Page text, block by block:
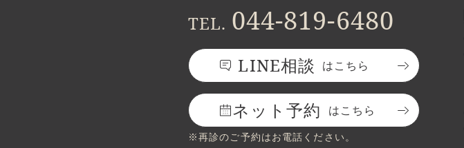
TEL. 044-819-6480
LINE相談 はこちら
ネット予約 はこちら
※再診のご予約はお電話ください。